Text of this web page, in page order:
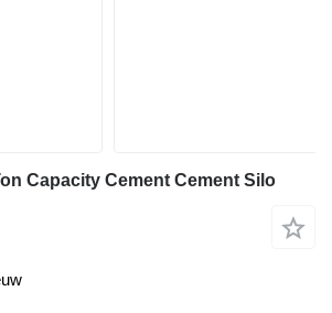
Capacity Cement Cement Silo